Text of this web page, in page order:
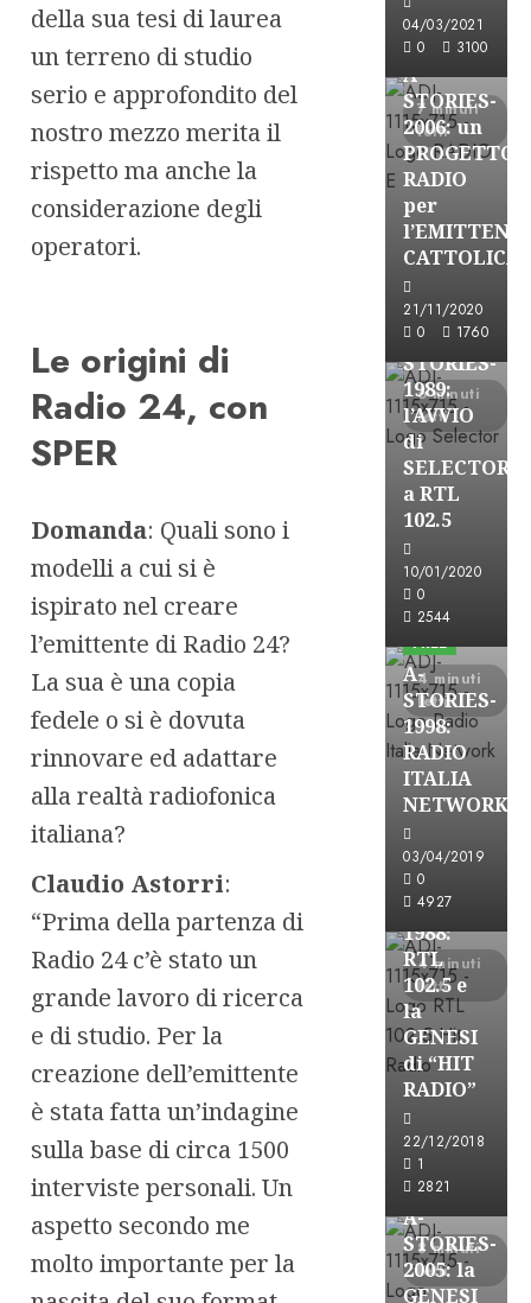
della sua tesi di laurea
un terreno di studio
serio e approfondito del
nostro mezzo merita il
rispetto ma anche la
considerazione degli
operatori.
Le origini di
Radio 24, con
SPER
Domanda: Quali sono i
modelli a cui si è
ispirato nel creare
l’emittente di Radio 24?
La sua è una copia
fedele o si è dovuta
rinnovare ed adattare
alla realtà radiofonica
italiana?
Claudio Astorri:
“Prima della partenza di
Radio 24 c’è stato un
grande lavoro di ricerca
e di studio. Per la
creazione dell’emittente
è stata fatta un’indagine
sulla base di circa 1500
interviste personali. Un
aspetto secondo me
molto importante per la
04/03/2021
0
3100
7 minuti
letti
Formazione
FREE
A-
STORIES-
2006: un
PROGETTO
RADIO
per
CATTOLICA
21/11/2020
0
1760
6 minuti
letti
A-Stories
FREE
A-
STORIES-
1989:
l’AVVIO
di
SELECTOR
a RTL
102.5
10/01/2020
0
2544
4 minuti
letti
A-Stories
Formazione
FREE
A-
STORIES-
1998:
RADIO
ITALIA
NETWORK
03/04/2019
0
4927
4 minuti
letti
A-Stories
FREE
A-
STORIES-
1988:
RTL
102.5 e
la
GENESI
di “HIT
RADIO”
22/12/2018
1
2821
8 minuti
letti
Formazione
FREE
A-
STORIES-
2005: la
GENESI